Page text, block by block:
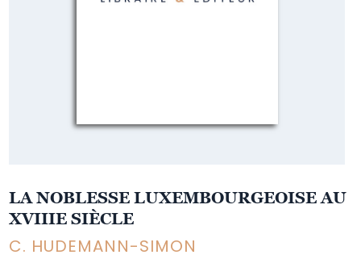
LA NOBLESSE LUXEMBOURGEOISE AU
XVIIIE SIÈCLE
C. HUDEMANN-SIMON